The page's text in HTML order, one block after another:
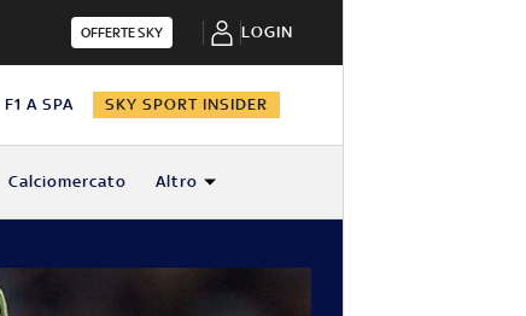
OFFERTE SKY LOGIN
F1 A SPA SKY SPORT INSIDER
Calciomercato Altro